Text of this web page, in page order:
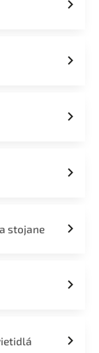
stojane